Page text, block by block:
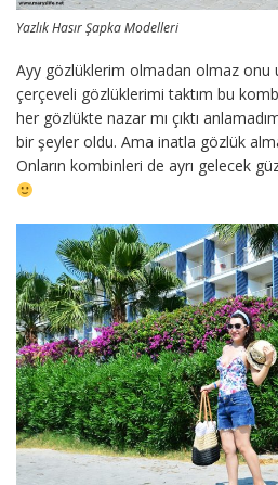
Yazlık Hasır Şapka Modelleri
Ayy gözlüklerim olmadan olmaz onu
çerçeveli gözlüklerimi taktım bu
her gözlükte nazar mı çıktı
bir şeyler oldu. Ama inatla gözlük
Onların kombinleri de ayrı gelecek